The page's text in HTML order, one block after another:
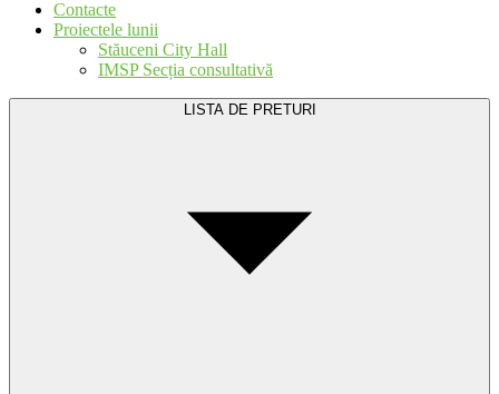
Contacte
Proiectele lunii
Stăuceni City Hall
IMSP Secția consultativă
LISTA DE PRETURI